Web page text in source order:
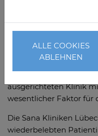
Ungefähr 50.000
jedes Jahr unerwartet
nach Eintreten des
Patientinnen und
erfolgreichen
strukturierte
ausgerichteten Klinik
wesentlicher Faktor für
Die Sana Kliniken
wiederbelebten
ALLE COOKIES
ABLEHNEN